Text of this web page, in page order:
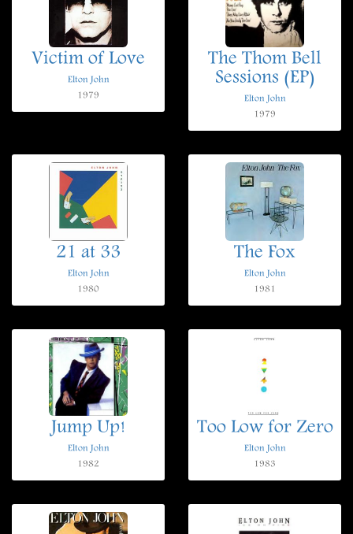
Victim of Love
Elton John
1979
The Thom Bell
Sessions (EP)
Elton John
1979
21 at 33
Elton John
1980
The Fox
Elton John
1981
Jump Up!
Elton John
1982
Too Low for Zero
Elton John
1983